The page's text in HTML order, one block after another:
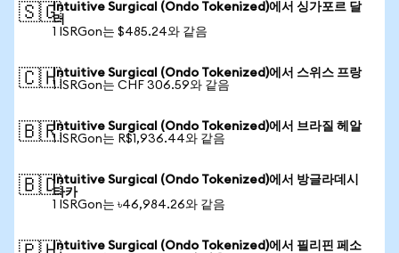
🇸🇬Intuitive Surgical (Ondo Tokenized)에서 싱가포르 달
러
1 ISRGon는 $485.24와 같음
🇨🇭Intuitive Surgical (Ondo Tokenized)에서 스위스 프랑
1 ISRGon는 CHF 306.59와 같음
🇧🇷Intuitive Surgical (Ondo Tokenized)에서 브라질 헤알
1 ISRGon는 R$1,936.44와 같음
🇧🇩Intuitive Surgical (Ondo Tokenized)에서 방글라데시
타카
1 ISRGon는 ৳46,984.26와 같음
Intuitive Surgical (Ondo Tokenized)에서 필리핀 페소